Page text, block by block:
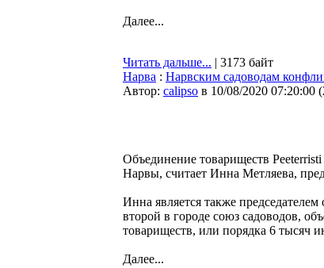
Далее...
Читать дальше... | 3173 байт
Нарва : Нарвским садоводам
Автор: calipso в 10/08/2020 07:20:00 (
Объединение товариществ
Нарвы, считает Инна Метляева,
Инна является также
второй в городе союз садоводов,
товариществ, или порядка 6 тысяч
Далее...